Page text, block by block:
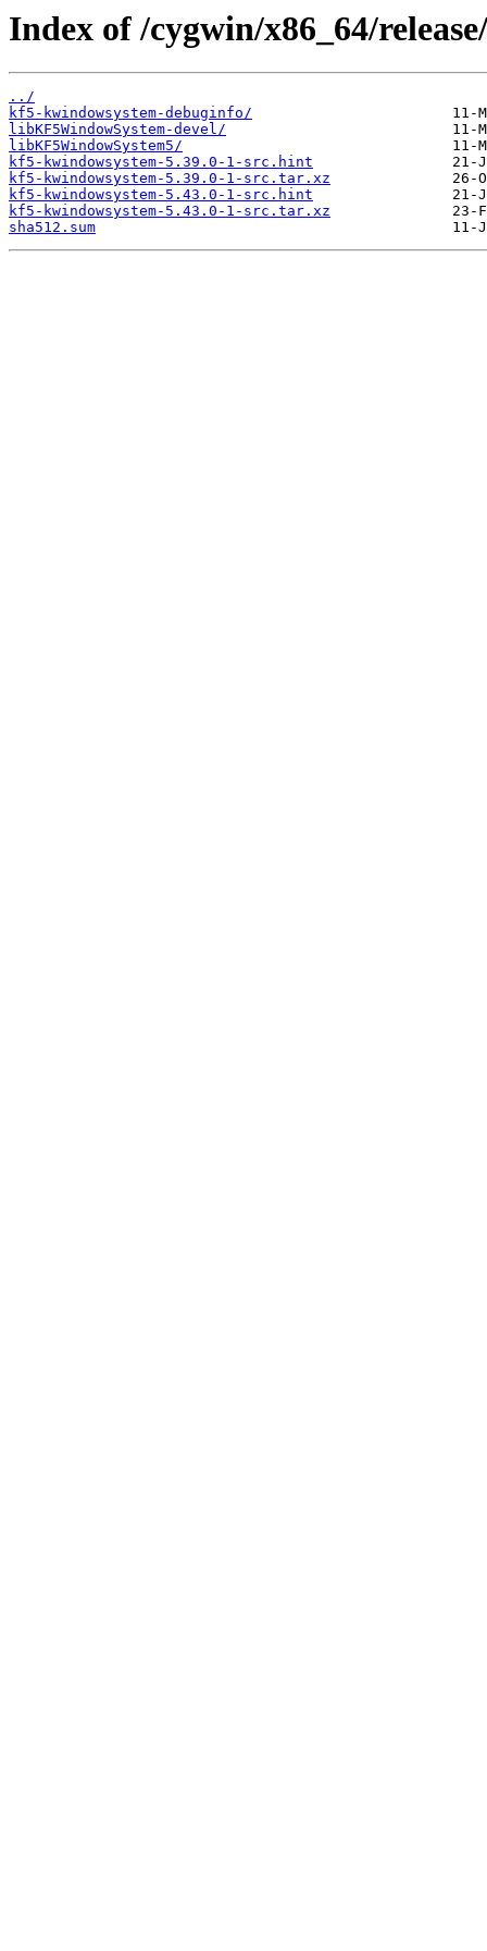
Index of /cygwin/x86_64/
../
kf5-kwindowsystem-debuginfo/
libKF5WindowSystem-devel/
libKF5WindowSystem5/
kf5-kwindowsystem-5.39.0-1-src.hint
kf5-kwindowsystem-5.39.0-1-src.tar.xz
kf5-kwindowsystem-5.43.0-1-src.hint
kf5-kwindowsystem-5.43.0-1-src.tar.xz
sha512.sum